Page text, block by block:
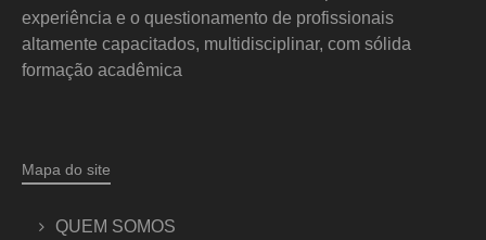
experiência e o questionamento de profissionais
altamente capacitados, multidisciplinar, com sólida
formação acadêmica
Mapa do site
QUEM SOMOS